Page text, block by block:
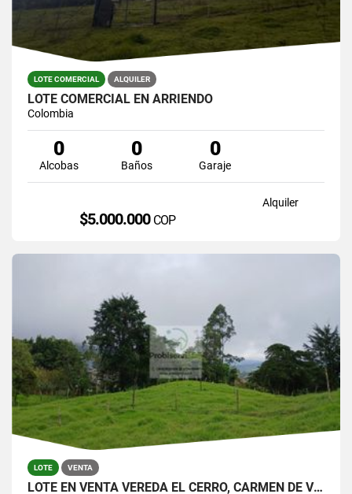
LOTE COMERCIAL ALQUILER
LOTE COMERCIAL EN ARRIENDO
Colombia
0
Alcobas
0
Baños
0
Garaje
Alquiler
$5.000.000 COP
LOTE VENTA
LOTE EN VENTA VEREDA EL CERRO, CARMEN DE VIBORAL